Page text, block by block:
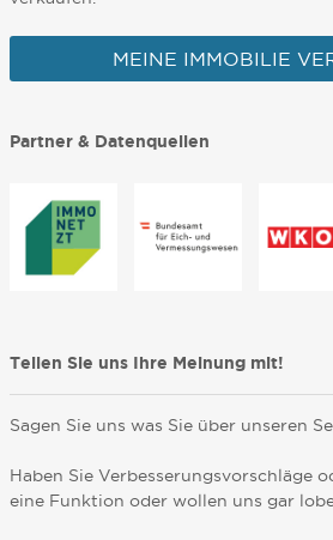
MEINE IMMOBILIE
Partner & Datenquellen
Teilen Sie uns Ihre Meinung mit!
Sagen Sie uns was Sie über unseren
Haben Sie Verbesserungsvorschläge
eine Funktion oder wollen uns gar